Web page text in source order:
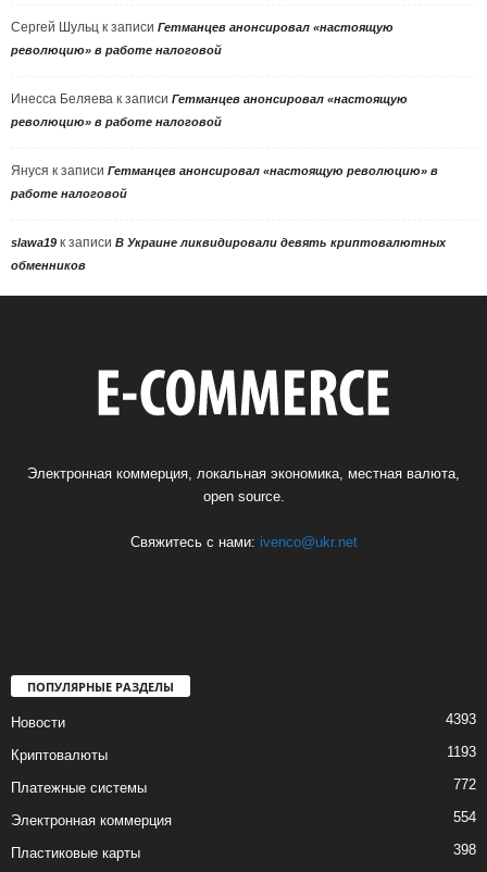
Сергей Шульц к записи Гетманцев анонсировал «настоящую
революцию» в работе налоговой
Инесса Беляева к записи Гетманцев анонсировал «настоящую
революцию» в работе налоговой
Януся к записи Гетманцев анонсировал «настоящую революцию» в
работе налоговой
slawa19 к записи В Украине ликвидировали девять криптовалютных
обменников
Электронная коммерция, локальная экономика, местная валюта,
open source.
Свяжитесь с нами: ivenco@ukr.net
ПОПУЛЯРНЫЕ РАЗДЕЛЫ
Новости 4393
Криптовалюты 1193
Платежные системы 772
Электронная коммерция 554
Пластиковые карты 398